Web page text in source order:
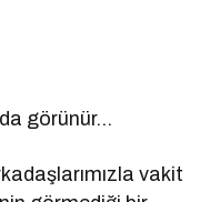
görünür…
vakit